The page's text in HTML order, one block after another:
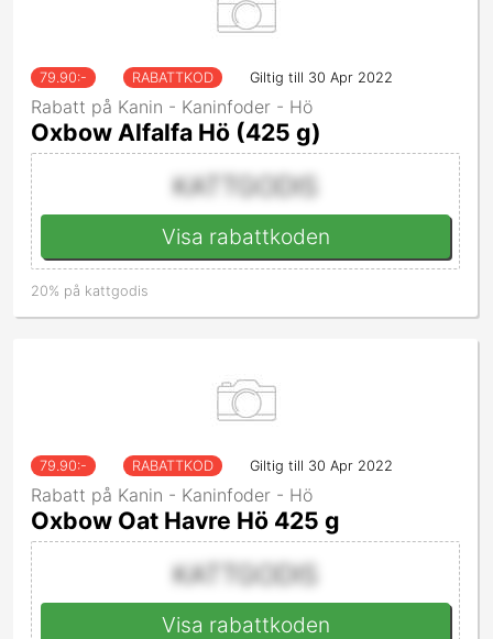
79.90:- RABATTKOD Giltig till 30 Apr 2022
Rabatt på Kanin - Kaninfoder - Hö
Oxbow Alfalfa Hö (425 g)
KATTGODIS
Visa rabattkoden
20% på kattgodis
79.90:- RABATTKOD Giltig till 30 Apr 2022
Rabatt på Kanin - Kaninfoder - Hö
Oxbow Oat Havre Hö 425 g
KATTGODIS
Visa rabattkoden